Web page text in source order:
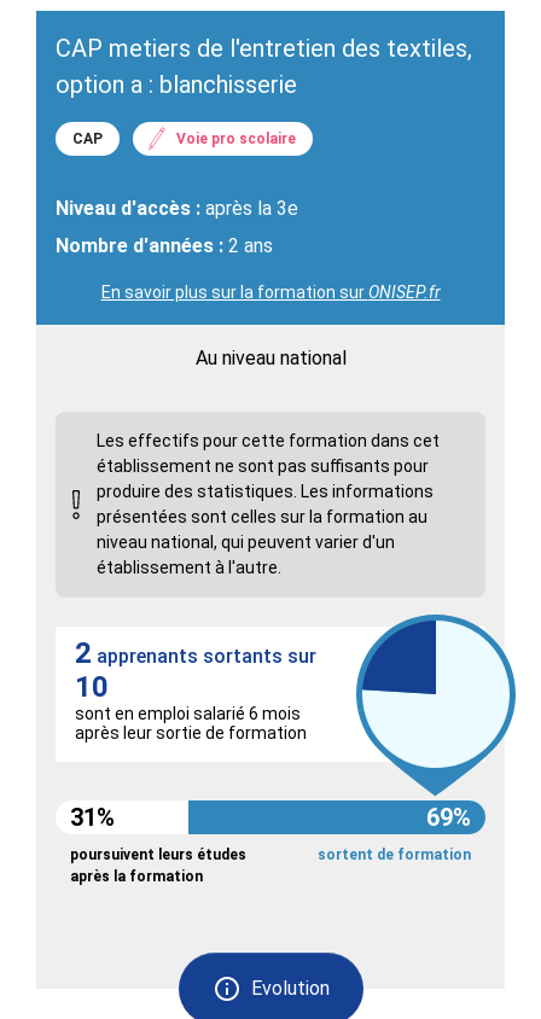
CAP metiers de l'entretien des textiles,
option a : blanchisserie
CAP Voie pro scolaire
Niveau d'accès : après la 3e
Nombre d'années : 2 ans
En savoir plus sur la formation surONISEP.fr
Au niveau national
Les effectifs pour cette formation dans cet
établissement ne sont pas suffisants pour
produire des statistiques. Les informations
présentées sont celles sur la formation au
niveau national, qui peuvent varier d'un
établissement à l'autre.
Evolution
2 apprenants sortants sur
10
sont en emploi salarié 6 mois
après leur sortie de formation
31% 69%
poursuivent leurs études
après la formation
sortent de formation